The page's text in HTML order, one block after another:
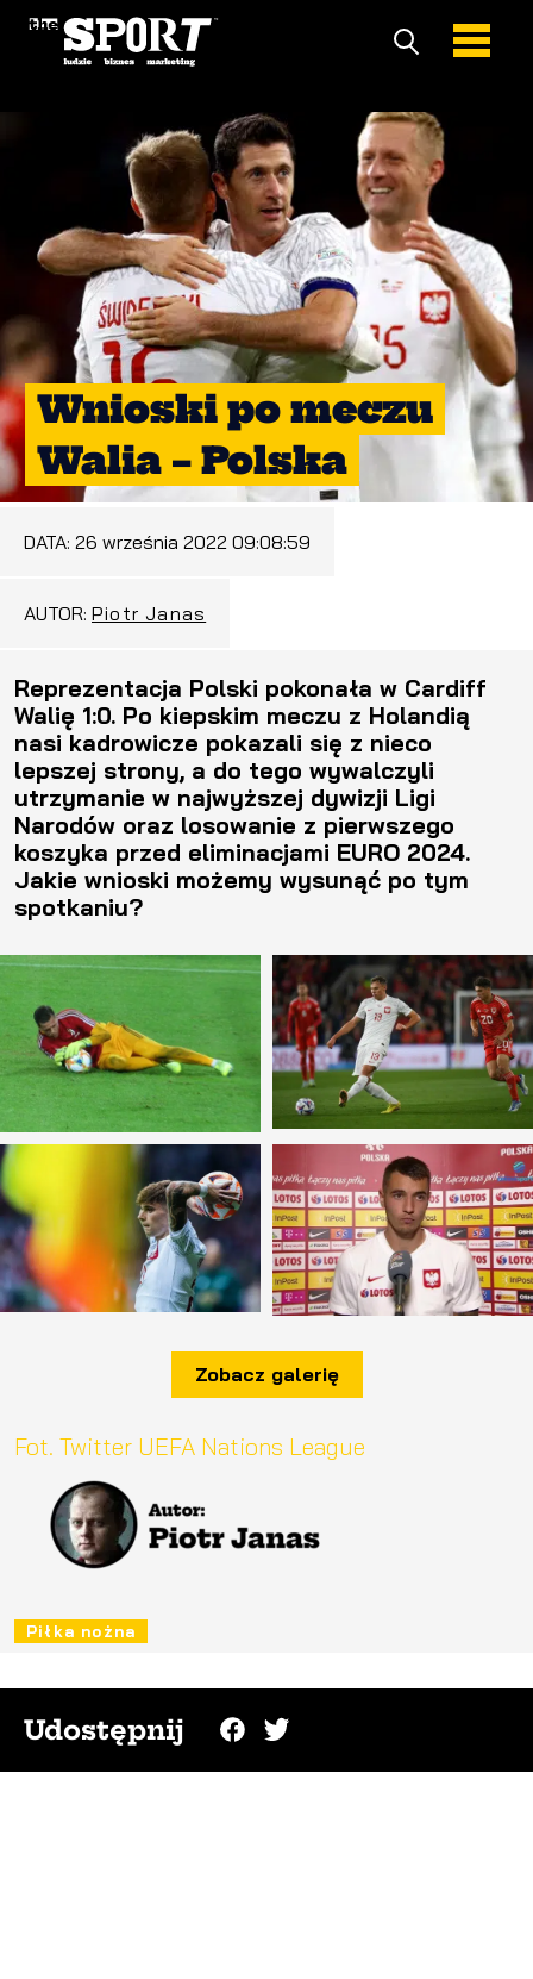
Wnioski po meczu
Walia – Polska
DATA: 26 września 2022 09:08:59
AUTOR: Piotr Janas
Reprezentacja Polski pokonała w Cardiff
Walię 1:0. Po kiepskim meczu z Holandią
nasi kadrowicze pokazali się z nieco
lepszej strony, a do tego wywalczyli
utrzymanie w najwyższej dywizji Ligi
Narodów oraz losowanie z pierwszego
koszyka przed eliminacjami EURO 2024.
Jakie wnioski możemy wysunąć po tym
spotkaniu?
Zobacz galerię
Fot. Twitter UEFA Nations League
Piłka nożna
Udostępnij